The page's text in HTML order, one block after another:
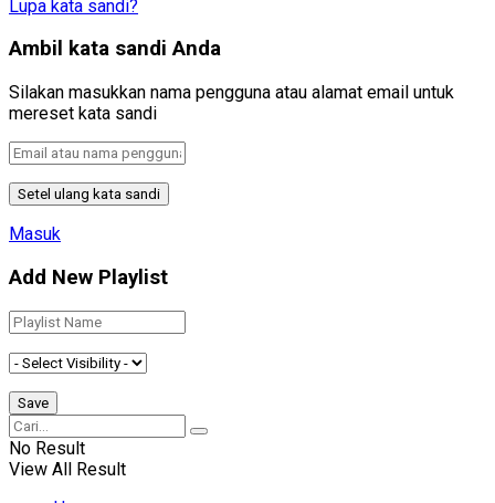
Lupa kata sandi?
Ambil kata sandi Anda
Silakan masukkan nama pengguna atau alamat email untuk
mereset kata sandi
Masuk
Add New Playlist
No Result
View All Result